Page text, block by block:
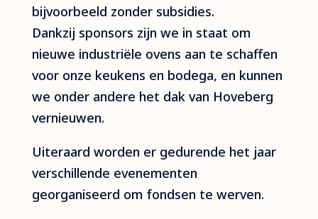
bijvoorbeeld zonder subsidies.
Dankzij sponsors zijn we in staat om
nieuwe industriële ovens aan te schaffen
voor onze keukens en bodega, en kunnen
we onder andere het dak van Hoveberg
vernieuwen.
Uiteraard worden er gedurende het jaar
verschillende evenementen
georganiseerd om fondsen te werven.